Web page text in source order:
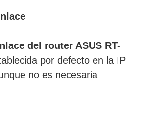
del router ASUS RT-
por defecto en la IP
no es necesaria